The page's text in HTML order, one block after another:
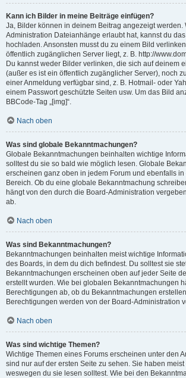
Kann ich Bilder in meine Beiträge einfügen?
Ja, Bilder können in deinem Beitrag angezeigt werden.
Administration Dateianhänge erlaubt hat, kannst du
hochladen. Ansonsten musst du zu einem Bild
öffentlich zugänglichen Server liegt, z. B. http://
Du kannst weder Bilder verlinken, die sich auf deinem
(außer es ist ein öffentlich zugänglicher Server), noch
einer Anmeldung verfügbar sind, z. B. Hotmail- oder
einem Passwort geschützte Seiten usw. Um das Bild
BBCode-Tag „[img]“.
Nach oben
Was sind globale Bekanntmachungen?
Globale Bekanntmachungen beinhalten wichtige
solltest du sie so bald wie möglich lesen. Globale
erscheinen ganz oben in jedem Forum und ebenfalls
Bereich. Ob du eine globale Bekanntmachung
hängt von den durch die Board-Administration
ab.
Nach oben
Was sind Bekanntmachungen?
Bekanntmachungen beinhalten meist wichtige
des Boards, in dem du dich befindest. Du solltest sie
Bekanntmachungen erscheinen oben auf jeder Seite
erstellt wurden. Wie bei globalen Bekanntmachungen
Berechtigungen ab, ob du Bekanntmachungen
Berechtigungen werden von der Board-Administration
Nach oben
Was sind wichtige Themen?
Wichtige Themen eines Forums erscheinen unter den
sind nur auf der ersten Seite zu sehen. Sie haben
weswegen du sie lesen solltest. Wie bei den